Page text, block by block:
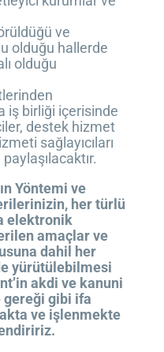
ve
olduğu hallerde
olduğu
iş birliği içerisinde
destek hizmet
sağlayıcıları
Yöntemi ve
her türlü
elektronik
amaçlar ve
dahil her
yürütülebilmesi
akdi ve kanuni
gibi ifa
ve işlenmekte